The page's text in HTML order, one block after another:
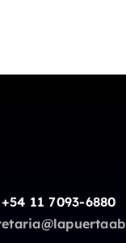
+54 11 7093-6880